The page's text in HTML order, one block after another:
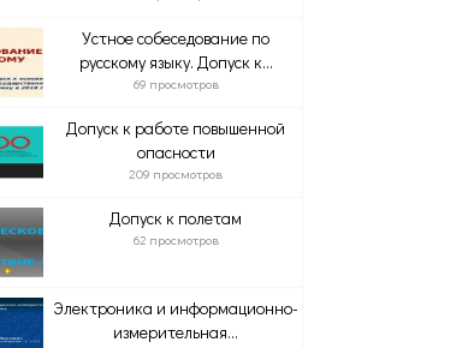
Устное собеседование по
русскому языку. Допуск к...
69 просмотров
Допуск к работе повышенной
опасности
209 просмотров
Допуск к полетам
62 просмотров
Электроника и информационно-
измерительная...